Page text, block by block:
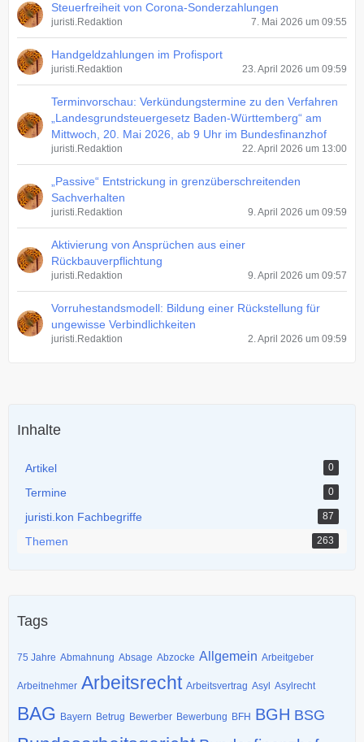
Steuerfreiheit von Corona-Sonderzahlungen
juristi.Redaktion 7. Mai 2026 um 09:55
Handgeldzahlungen im Profisport
juristi.Redaktion 23. April 2026 um 09:59
Terminvorschau: Verkündungstermine zu den Verfahren
„Landesgrundsteuergesetz Baden-Württemberg“ am
Mittwoch, 20. Mai 2026, ab 9 Uhr im Bundesfinanzhof
juristi.Redaktion 22. April 2026 um 13:00
„Passive“ Entstrickung in grenzüberschreitenden
Sachverhalten
juristi.Redaktion 9. April 2026 um 09:59
Aktivierung von Ansprüchen aus einer
Rückbauverpflichtung
juristi.Redaktion 9. April 2026 um 09:57
Vorruhestandsmodell: Bildung einer Rückstellung für
ungewisse Verbindlichkeiten
juristi.Redaktion 2. April 2026 um 09:59
Inhalte
Artikel 0
Termine 0
juristi.kon Fachbegriffe 87
Themen 263
Tags
75 Jahre Abmahnung Absage Abzocke Allgemein Arbeitgeber
Arbeitnehmer Arbeitsrecht Arbeitsvertrag Asyl Asylrecht
BAG Bayern Betrug Bewerber Bewerbung BFH BGH BSG